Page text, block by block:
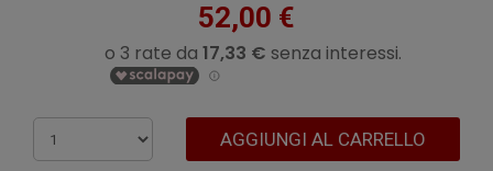
52,00 €
AGGIUNGI AL CARRELLO